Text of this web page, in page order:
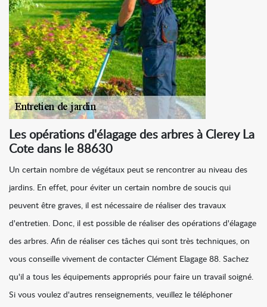
Les opérations d'élagage des arbres à Clerey La
Cote dans le 88630
Un certain nombre de végétaux peut se rencontrer au niveau des
jardins. En effet, pour éviter un certain nombre de soucis qui
peuvent être graves, il est nécessaire de réaliser des travaux
d'entretien. Donc, il est possible de réaliser des opérations d'élagage
des arbres. Afin de réaliser ces tâches qui sont très techniques, on
vous conseille vivement de contacter Clément Elagage 88. Sachez
qu'il a tous les équipements appropriés pour faire un travail soigné.
Si vous voulez d'autres renseignements, veuillez le téléphoner